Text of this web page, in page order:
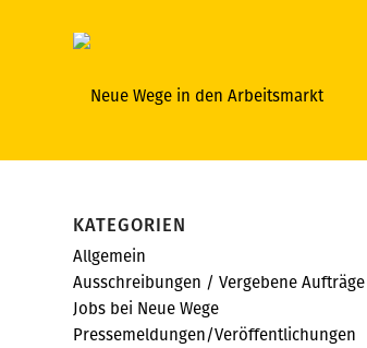
KATEGORIEN
Allgemein
Ausschreibungen / Vergebene Aufträge
Jobs bei Neue Wege
Pressemeldungen/Veröffentlichungen